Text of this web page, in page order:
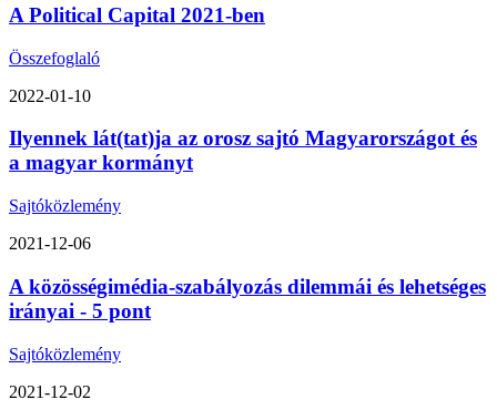
A Political Capital 2021-ben
Összefoglaló
2022-01-10
Ilyennek lát(tat)ja az orosz sajtó Magyarországot és
a magyar kormányt
Sajtóközlemény
2021-12-06
A közösségimédia-szabályozás dilemmái és lehetséges
irányai - 5 pont
Sajtóközlemény
2021-12-02